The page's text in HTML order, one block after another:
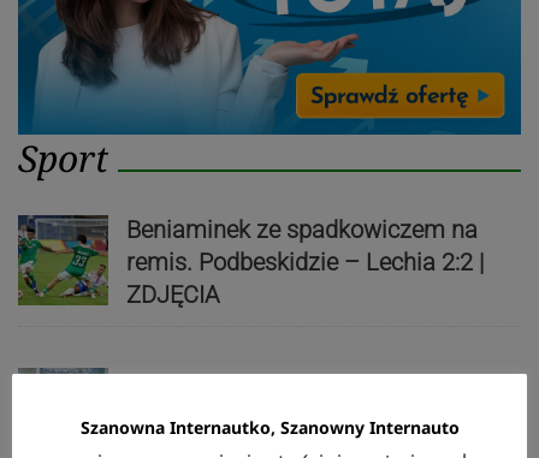
Sport
Beniaminek ze spadkowiczem na
remis. Podbeskidzie – Lechia 2:2 |
ZDJĘCIA
Rekord – Stal 3:1 | ZDJĘCIA
Szanowna Internautko, Szanowny Internauto